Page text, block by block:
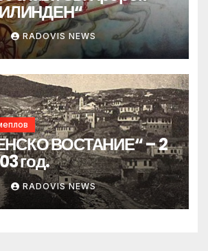
RADOVIS NEWS
ВОСТАНИЕ“ – 2
год.
RADOVIS NEWS